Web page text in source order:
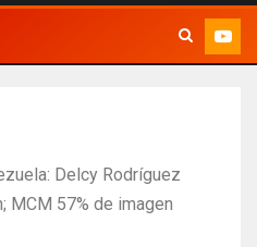
Delcy Rodríguez
MCM 57% de imagen